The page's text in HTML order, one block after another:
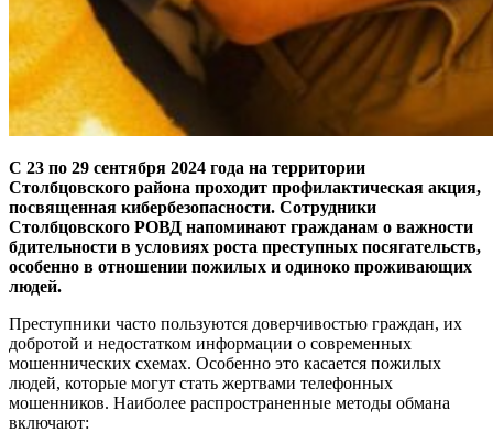
С 23 по 29 сентября 2024 года на территории
Столбцовского района проходит профилактическая акция,
посвященная кибербезопасности. Сотрудники
Столбцовского РОВД напоминают гражданам о важности
бдительности в условиях роста преступных посягательств,
особенно в отношении пожилых и одиноко проживающих
людей.
Преступники часто пользуются доверчивостью граждан, их
добротой и недостатком информации о современных
мошеннических схемах. Особенно это касается пожилых
людей, которые могут стать жертвами телефонных
мошенников. Наиболее распространенные методы обмана
включают: